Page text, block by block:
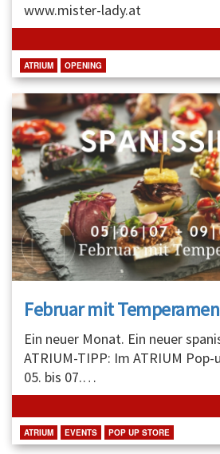
www.mister-lady.at
ATRIUM OPENING
Februar mit
Ein neuer Monat. Ein neuer
ATRIUM-TIPP: Im ATRIUM
05. bis 07.…
ATRIUM EVENTS POP UP STORE